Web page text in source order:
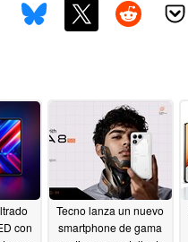
con
Tecno lanza un nuevo
smartphone de gama